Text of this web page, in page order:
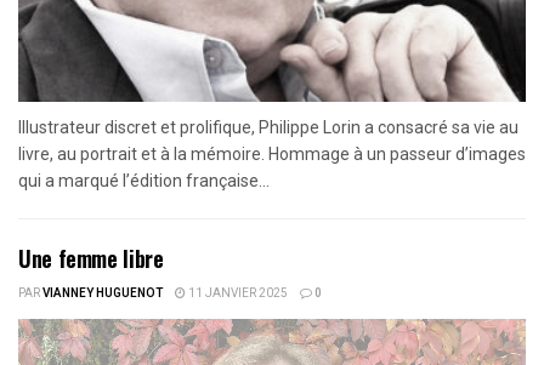
Illustrateur discret et prolifique, Philippe Lorin a consacré sa vie au
livre, au portrait et à la mémoire. Hommage à un passeur d’images
qui a marqué l’édition française...
Une femme libre
PARVIANNEY HUGUENOT 11 JANVIER 2025 0